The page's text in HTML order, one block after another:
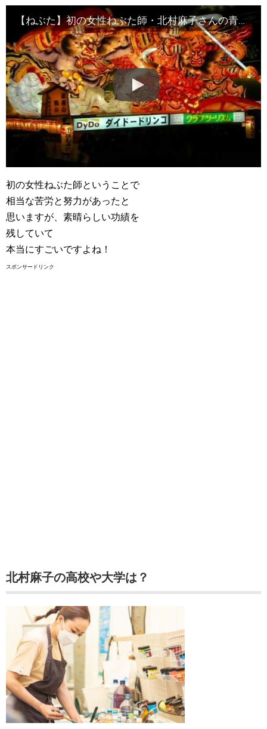
【ねぶた】初の女性ねぶた師・北村麻子さんの青森ねぶたデビュー作
初の女性ねぶた師ということで
相当な苦労と努力があったと
思いますが、素晴らしい功績を
残していて
本当にすごいですよね！
スポンサードリンク
北村麻子の高校や大学は？